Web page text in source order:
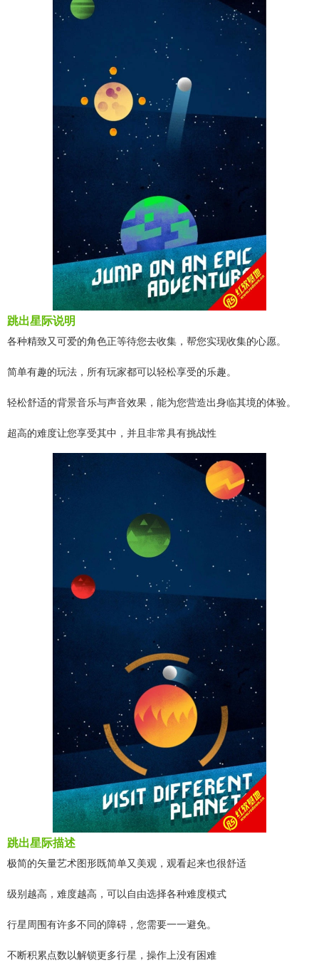
跳出星际说明
各种精致又可爱的角色正等待您去收集，帮您实现收集的心愿。
简单有趣的玩法，所有玩家都可以轻松享受的乐趣。
轻松舒适的背景音乐与声音效果，能为您营造出身临其境的体验。
超高的难度让您享受其中，并且非常具有挑战性
跳出星际描述
极简的矢量艺术图形既简单又美观，观看起来也很舒适
级别越高，难度越高，可以自由选择各种难度模式
行星周围有许多不同的障碍，您需要一一避免。
不断积累点数以解锁更多行星，操作上没有困难